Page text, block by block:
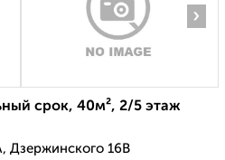
›
срок, 40м², 2/5 этаж
Дзержинского 16В